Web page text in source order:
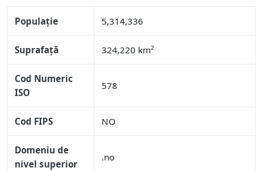
Populație 5,314,336
Suprafață 324,220 km²
Cod Numeric
ISO
578
Cod FIPS NO
Domeniu de
nivel superior
.no